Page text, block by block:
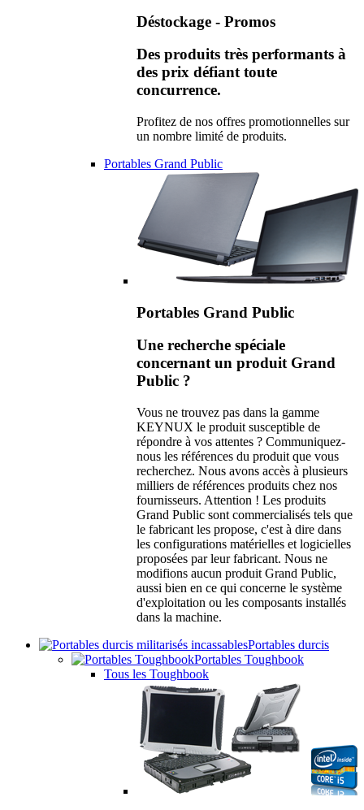
Déstockage - Promos
Des produits très performants à
des prix défiant toute
concurrence.
Profitez de nos offres promotionnelles sur
un nombre limité de produits.
Portables Grand Public
Portables Grand Public
Une recherche spéciale
concernant un produit Grand
Public ?
Vous ne trouvez pas dans la gamme
KEYNUX le produit susceptible de
répondre à vos attentes ? Communiquez-
nous les références du produit que vous
recherchez. Nous avons accès à plusieurs
milliers de références produits chez nos
fournisseurs. Attention ! Les produits
Grand Public sont commercialisés tels que
le fabricant les propose, c'est à dire dans
les configurations matérielles et logicielles
proposées par leur fabricant. Nous ne
modifions aucun produit Grand Public,
aussi bien en ce qui concerne le système
d'exploitation ou les composants installés
dans la machine.
Portables durcis
Portables Toughbook
Tous les Toughbook